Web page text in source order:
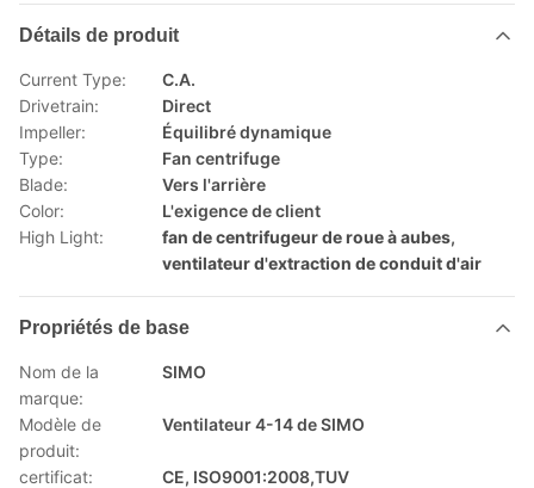
Détails de produit
Current Type:
C.A.
Drivetrain:
Direct
Impeller:
Équilibré dynamique
Type:
Fan centrifuge
Blade:
Vers l'arrière
Color:
L'exigence de client
High Light:
fan de centrifugeur de roue à aubes,
ventilateur d'extraction de conduit d'air
Propriétés de base
Nom de la
marque:
SIMO
Modèle de
produit:
Ventilateur 4-14 de SIMO
certificat:
CE, ISO9001:2008,TUV